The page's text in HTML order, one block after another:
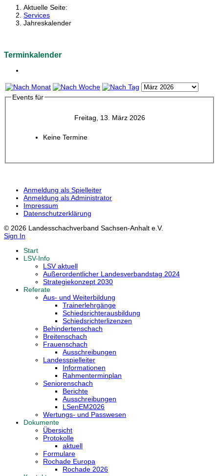
Aktuelle Seite:
Services
Jahreskalender
Terminkalender
Events für
Freitag, 13. März 2026
Keine Termine
Anmeldung als Spielleiter
Anmeldung als Administrator
Impressum
Datenschutzerklärung
© 2026 Landesschachverband Sachsen-Anhalt e.V.
Sign In
Start
LSV-Info
LSV aktuell
Außerordentlicher Landesverbandstag 2024
Strategiekonzept 2030
Referate
Aus- und Weiterbildung
Trainerlehrgänge
Schiedsrichterausbildung
Schiedsrichterlizenzen
Behindertenschach
Breitenschach
Frauenschach
Ausschreibungen
Landesspielleiter
Informationen
Rahmenterminplan
Seniorenschach
Berichte
Ausschreibungen
LSenEM2026
Wertungs- und Passwesen
Dokumente
Übersicht
Protokolle
aktuell
Formulare
Rochade Europa
Rochade 2026